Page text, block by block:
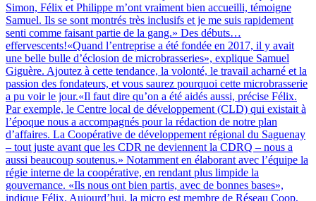
Simon, Félix et Philippe m’ont vraiment bien accueilli, témoigne
Samuel. Ils se sont montrés très inclusifs et je me suis rapidement
senti comme faisant partie de la gang.» Des débuts…
effervescents!«Quand l’entreprise a été fondée en 2017, il y avait
une belle bulle d’éclosion de microbrasseries», explique Samuel
Giguère. Ajoutez à cette tendance, la volonté, le travail acharné et la
passion des fondateurs, et vous saurez pourquoi cette microbrasserie
a pu voir le jour.«Il faut dire qu’on a été aidés aussi, précise Félix.
Par exemple, le Centre local de développement (CLD) qui existait à
l’époque nous a accompagnés pour la rédaction de notre plan
d’affaires. La Coopérative de développement régional du Saguenay
– tout juste avant que les CDR ne deviennent la CDRQ – nous a
aussi beaucoup soutenus.» Notamment en élaborant avec l’équipe la
régie interne de la coopérative, en rendant plus limpide la
gouvernance. «Ils nous ont bien partis, avec de bonnes bases»,
indique Félix. Aujourd’hui, la micro est membre de Réseau Coop,